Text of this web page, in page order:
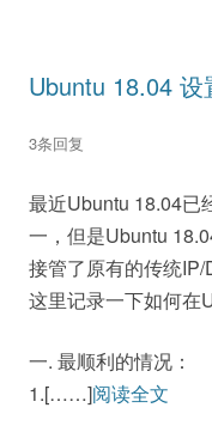
Ubuntu 18.04
3条回复
最近Ubuntu 18.04已
一，但是Ubuntu
接管了原有的传统IP/
这里记录一下如何在
一. 最顺利的情况：
1.[……]阅读全文